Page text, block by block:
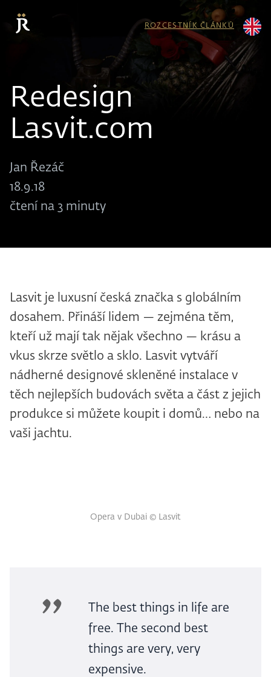
ROZCESTNÍK ČLÁNKŮ
Redesign
Lasvit.com
Jan Řezáč
18.9.18
čtení na 3 minuty
Lasvit je luxusní česká značka s globálním
dosahem. Přináší lidem — zejména těm,
kteří už mají tak nějak všechno — krásu a
vkus skrze světlo a sklo. Lasvit vytváří
nádherné designové skleněné instalace v
těch nejlepších budovách světa a část z jejich
produkce si můžete koupit i domů… nebo na
vaši jachtu.
Opera v Dubai © Lasvit
The best things in life are
free. The second best
things are very, very
expensive.